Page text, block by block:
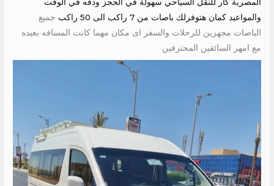
والمواعيد كمان هتوفرلك باصات من 7 راكب الى 50 راكب
جميع
الباصات مجهزين للرحلات والسفر اى مكان مهما كانت المسافه بعيده
مع امهر السائقين المحترفين